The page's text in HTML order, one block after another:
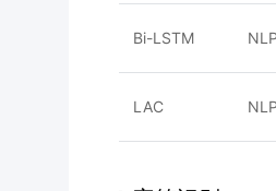
Bi-LSTM
LAC